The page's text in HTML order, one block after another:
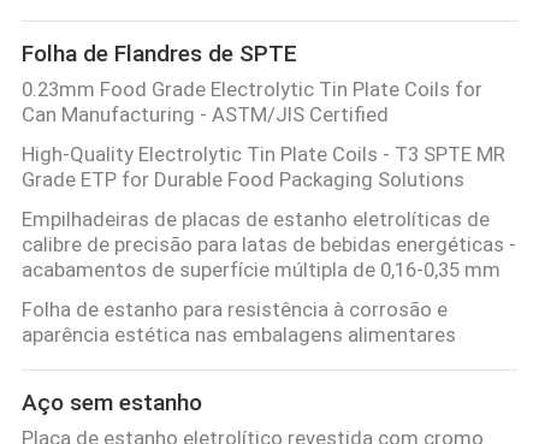
Folha de Flandres de SPTE
0.23mm Food Grade Electrolytic Tin Plate Coils for
Can Manufacturing - ASTM/JIS Certified
High-Quality Electrolytic Tin Plate Coils - T3 SPTE MR
Grade ETP for Durable Food Packaging Solutions
Empilhadeiras de placas de estanho eletrolíticas de
calibre de precisão para latas de bebidas energéticas -
acabamentos de superfície múltipla de 0,16-0,35 mm
Folha de estanho para resistência à corrosão e
aparência estética nas embalagens alimentares
Aço sem estanho
Placa de estanho eletrolítico revestida com cromo